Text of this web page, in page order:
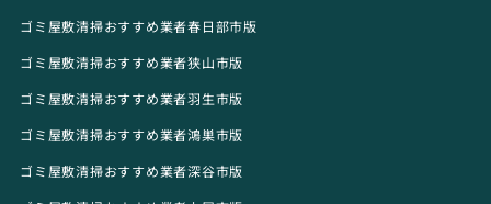
ゴミ屋敷清掃おすすめ業者春日部市版
ゴミ屋敷清掃おすすめ業者狭山市版
ゴミ屋敷清掃おすすめ業者羽生市版
ゴミ屋敷清掃おすすめ業者鴻巣市版
ゴミ屋敷清掃おすすめ業者深谷市版